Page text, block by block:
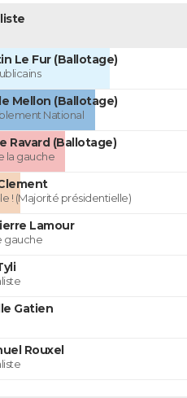
Le Fur (Ballotage)
Mellon (Ballotage)
National
Ravard (Ballotage)
la gauche
! (Majorité présidentielle)
Lamour
gauche
Gatien
Rouxel